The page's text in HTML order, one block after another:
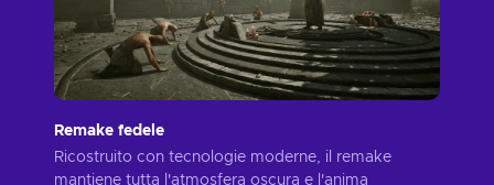
Remake fedele
Ricostruito con tecnologie moderne, il remake
mantiene tutta l'atmosfera oscura e l'anima